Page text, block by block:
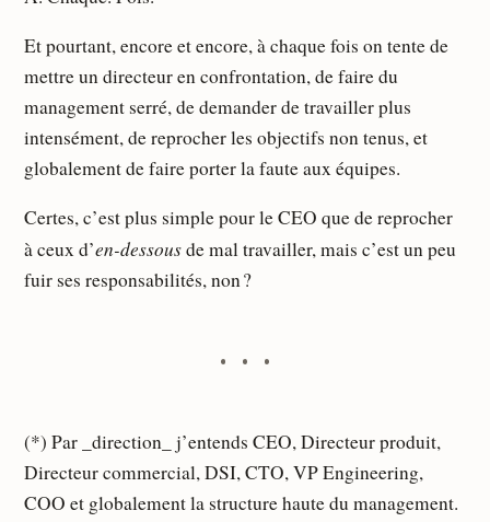
Et pourtant, encore et encore, à chaque fois on tente de
mettre un directeur en confrontation, de faire du
management serré, de demander de travailler plus
intensément, de reprocher les objectifs non tenus, et
globalement de faire porter la faute aux équipes.
Certes, c’est plus simple pour le CEO que de reprocher
à ceux d’en-dessousde mal travailler, mais c’est un peu
fuir ses responsabilités, non ?
(*) Par _direction_ j’entends CEO, Directeur produit,
Directeur commercial, DSI, CTO, VP Engineering,
COO et globalement la structure haute du management.